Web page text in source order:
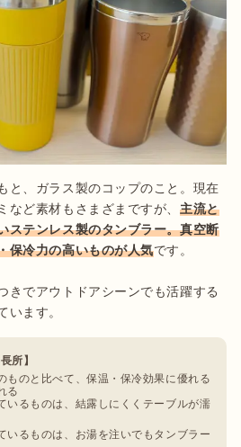
と、ガラス製のコップのこと。現在
など素材もさまざまですが、 主流と
ステンレス製のタンブラー。真空断
保冷力の高いものが人気です。
きでアウトドアシーンでも活躍する
います。
所】
ものと比べて、保温・保冷効果に優れる
る
いるものは、結露しにくくテーブルが濡
いるものは、お湯を注いでもタンブラー